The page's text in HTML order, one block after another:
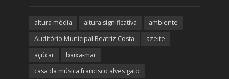
altura média altura significativa
ambiente
Auditório Municipal Beatriz Costa
azeite
açúcar
baixa-mar
casa da música francisco alves gato